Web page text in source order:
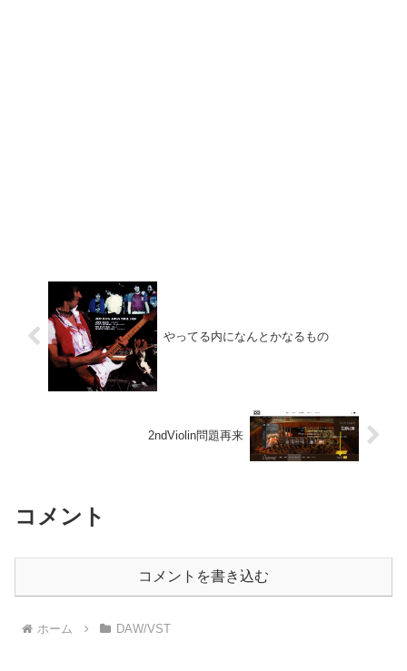
やってる内になんとかなるもの
2ndViolin問題再来
コメント
コメントを書き込む
ホーム DAW/VST